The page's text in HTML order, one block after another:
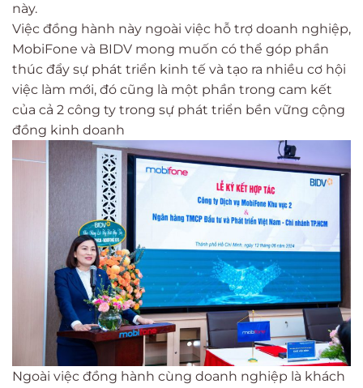
này.
Việc đồng hành này ngoài việc hỗ trợ doanh nghiệp,
MobiFone và BIDV mong muốn có thể góp phần
thúc đẩy sự phát triển kinh tế và tạo ra nhiều cơ hội
việc làm mới, đó cũng là một phần trong cam kết
của cả 2 công ty trong sự phát triển bền vững cộng
đồng kinh doanh
Ngoài việc đồng hành cùng doanh nghiệp là khách